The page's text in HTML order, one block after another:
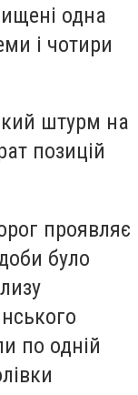
одна
і чотири
штурм на
позицій
проявляє
було
по одній